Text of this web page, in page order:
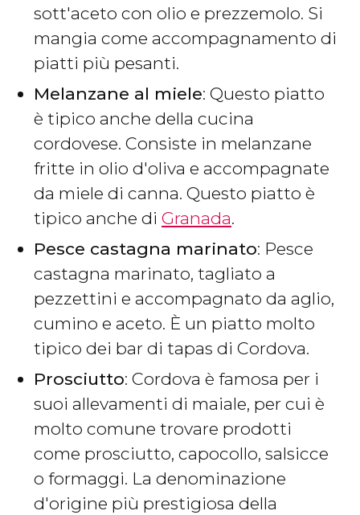
sott'aceto con olio e prezzemolo. Si
mangia come accompagnamento di
piatti più pesanti.
Melanzane al miele: Questo piatto
è tipico anche della cucina
cordovese. Consiste in melanzane
fritte in olio d'oliva e accompagnate
da miele di canna. Questo piatto è
tipico anche di Granada.
Pesce castagna marinato: Pesce
castagna marinato, tagliato a
pezzettini e accompagnato da aglio,
cumino e aceto. È un piatto molto
tipico dei bar di tapas di Cordova.
Prosciutto: Cordova è famosa per i
suoi allevamenti di maiale, per cui è
molto comune trovare prodotti
come prosciutto, capocollo, salsicce
o formaggi. La denominazione
d'origine più prestigiosa della